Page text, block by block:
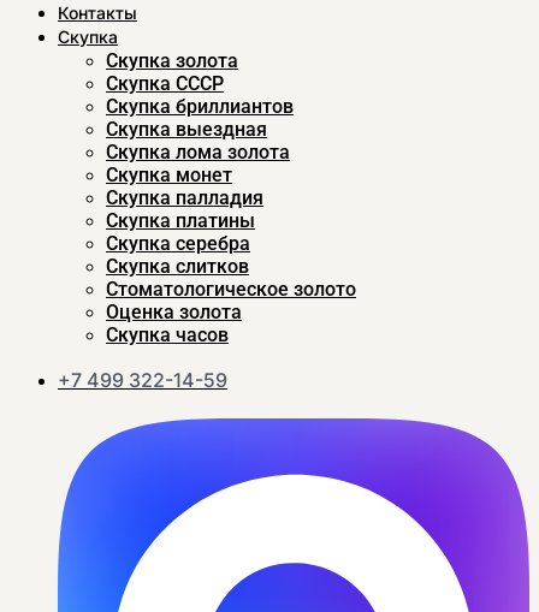
Контакты
Скупка
Скупка золота
Скупка CCСР
Скупка бриллиантов
Скупка выездная
Скупка лома золота
Скупка монет
Скупка палладия
Скупка платины
Скупка серебра
Скупка слитков
Стоматологическое золото
Оценка золота
Скупка часов
+7 499 322-14-59